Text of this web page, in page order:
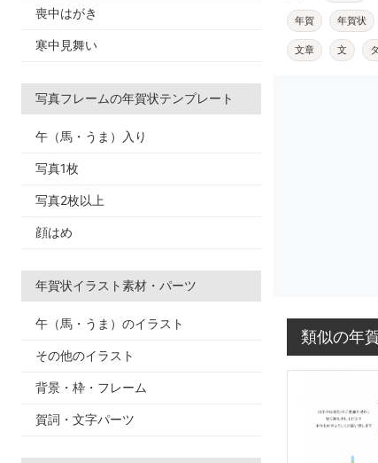
喪中はがき
寒中見舞い
写真フレームの年賀状テンプレート
午（馬・うま）入り
写真1枚
写真2枚以上
顔はめ
年賀状イラスト素材・パーツ
午（馬・うま）のイラスト
その他のイラスト
背景・枠・フレーム
賀詞・文字パーツ
年賀 年賀状
文章 文
類似の年